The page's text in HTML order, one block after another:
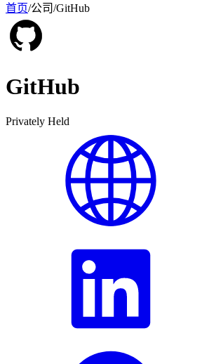
首页/公司/GitHub
GitHub
Privately Held